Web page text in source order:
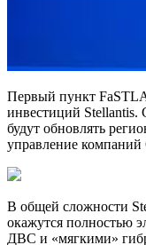
Первый пункт
инвестиций Stellantis.
будут обновлять
управление компаний
В общей сложности
окажутся полностью
ДВС и «мягкими»